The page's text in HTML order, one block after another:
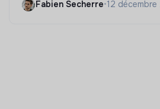
Fabien Secherre•12